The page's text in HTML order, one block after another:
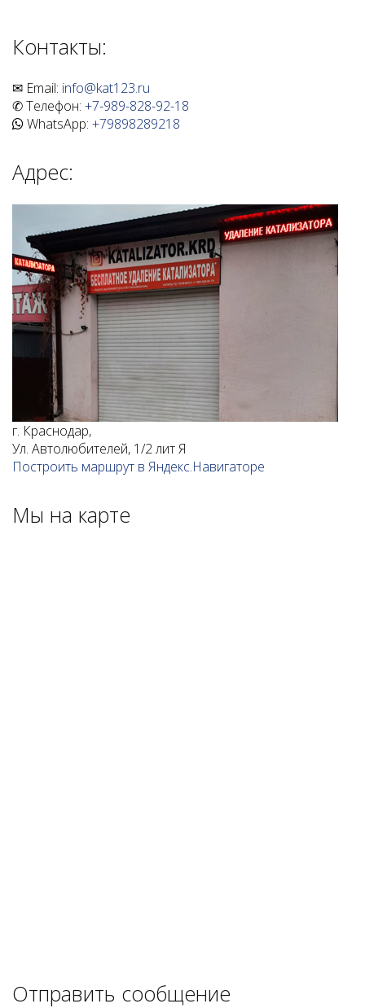
Контакты:
✉ Email: info@kat123.ru
✆ Телефон: +7-989-828-92-18
WhatsApp: +79898289218
Адрес:
г. Краснодар,
Ул. Автолюбителей, 1/2 лит Я
Построить маршрут в Яндекс.Навигаторе
Мы на карте
Отправить сообщение